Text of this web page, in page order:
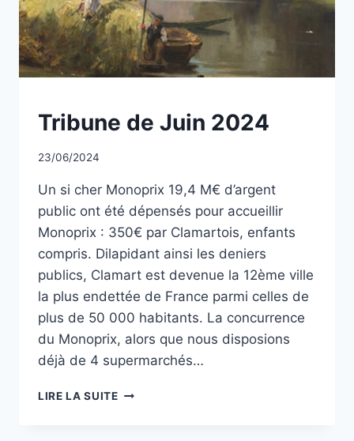
NON
CLASSÉ
Tribune de Juin 2024
Par
23/06/2024
Un si cher Monoprix 19,4 M€ d’argent
public ont été dépensés pour accueillir
Monoprix : 350€ par Clamartois, enfants
compris. Dilapidant ainsi les deniers
publics, Clamart est devenue la 12ème ville
la plus endettée de France parmi celles de
plus de 50 000 habitants. La concurrence
du Monoprix, alors que nous disposions
déjà de 4 supermarchés…
LIRE LA SUITETRIBUNE